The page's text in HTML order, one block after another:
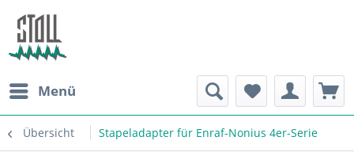
Menü
Übersicht Stapeladapter für Enraf-Nonius 4er-Serie